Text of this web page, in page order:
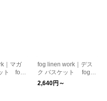
｜マガ
ト fog
ォグリ
fog linen work｜デス
ク バスケット fog li
nen work フォグリ
ネンワーク
2,640円～